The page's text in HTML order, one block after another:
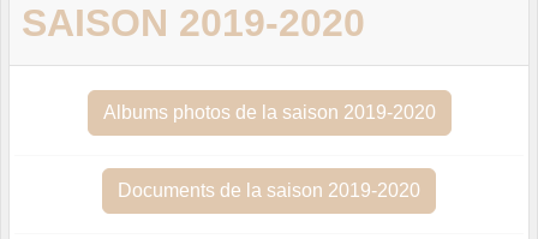
SAISON 2019-2020
Albums photos de la saison 2019-2020
Documents de la saison 2019-2020